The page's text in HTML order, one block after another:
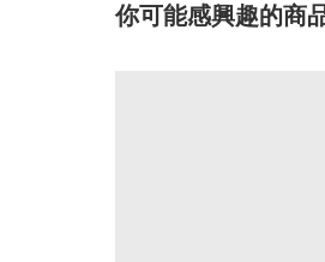
你可能感興趣的商